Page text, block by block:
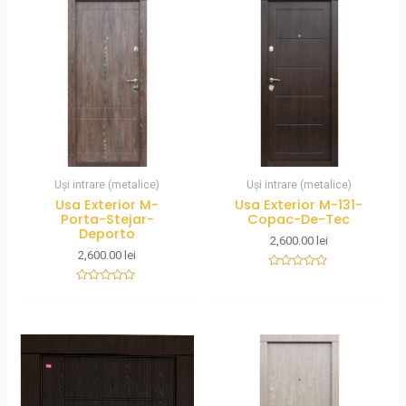
Uși intrare (metalice)
Usa Exterior M-
Porta-Stejar-
Deporto
2,600.00 lei
5
Uși intrare (metalice)
Usa Exterior M-131-
Copac-De-Tec
2,600.00 lei